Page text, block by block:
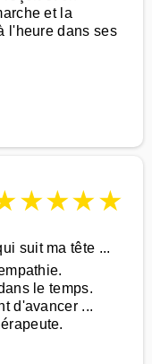
et la
l'heure dans ses
★★★★
suit ma tête ...
le temps.
d'avancer ...